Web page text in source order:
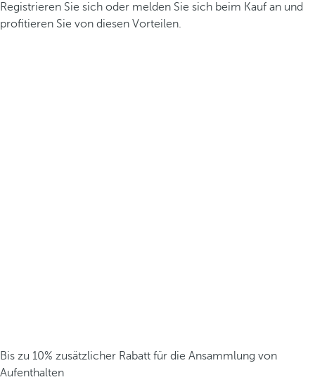
Registrieren Sie sich oder melden Sie sich beim Kauf an und
profitieren Sie von diesen Vorteilen.
Bis zu 10% zusätzlicher Rabatt für die Ansammlung von
Aufenthalten